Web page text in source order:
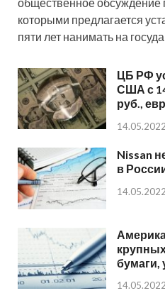
общественное обсуждение
которыми предлагается
пяти лет нанимать на
ЦБ РФ
США с
руб.,
14.05.2022
Nissan
в
14.05.2022
бумаги,
14.05.2022